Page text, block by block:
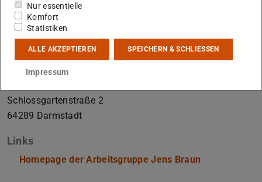
Kontakt
jens.braun@tu-...
+49 6151 16-21549
Schlossgartenstraße 2
64289 Darmstadt
Links
Homepage der Arbeitsgruppe Jens Braun
Nur essentielle
Komfort
Statistiken
ALLE AKZEPTIEREN SPEICHERN & SCHLIESSEN
Impressum